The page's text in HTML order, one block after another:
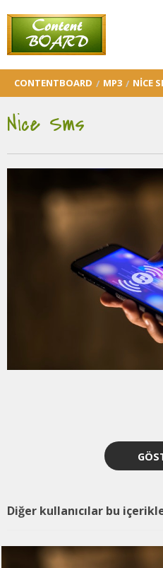
CONTENTBOARD MP3 NICE
Nice Sms
Diğer kullanıcılar bu